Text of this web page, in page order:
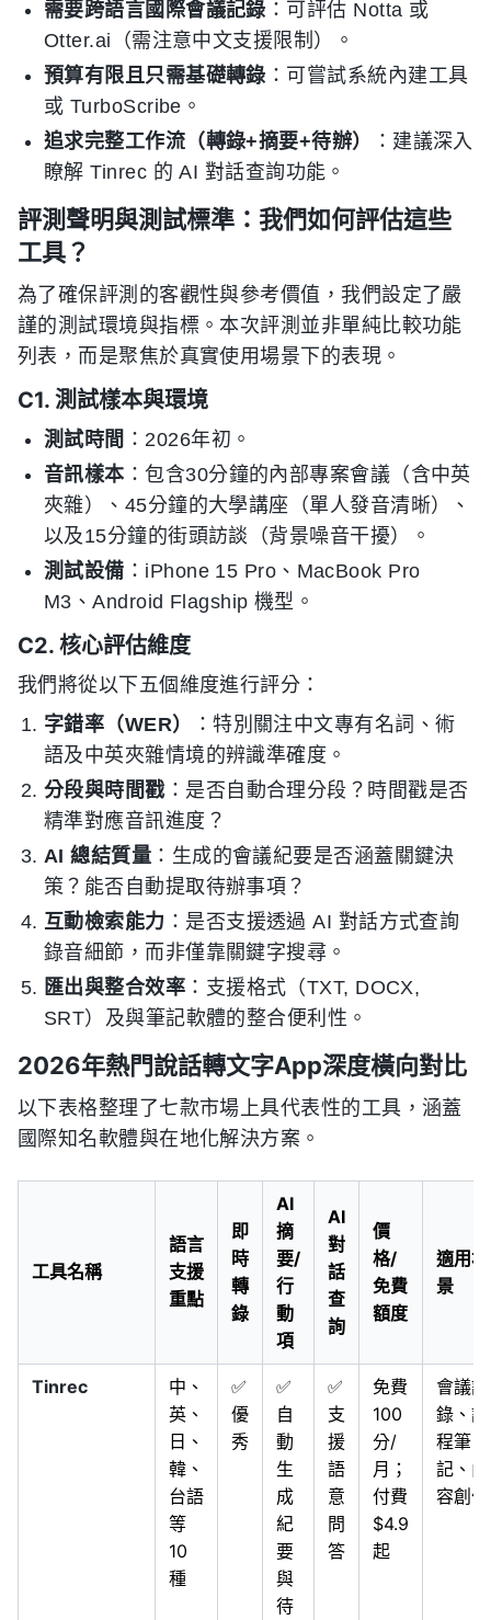
需要跨語言國際會議記錄 ：可評估 Notta 或
Otter.ai（需注意中文支援限制）。
預算有限且只需基礎轉錄 ：可嘗試系統內建工具
或 TurboScribe。
追求完整工作流（轉錄+摘要+待辦）
：建議深入
瞭解 Tinrec 的 AI 對話查詢功能。
評測聲明與測試標準：我們如何評估這些
工具？
為了確保評測的客觀性與參考價值，我們設定了嚴
謹的測試環境與指標。本次評測並非單純比較功能
列表，而是聚焦於真實使用場景下的表現。
C1. 測試樣本與環境
測試時間 ：2026年初。
音訊樣本 ：包含30分鐘的內部專案會議（含中英
夾雜）、45分鐘的大學講座（單人發音清晰）、
以及15分鐘的街頭訪談（背景噪音干擾）。
測試設備 ：iPhone 15 Pro、MacBook Pro
M3、Android Flagship 機型。
C2. 核心評估維度
我們將從以下五個維度進行評分：
字錯率（WER）
：特別關注中文專有名詞、術
語及中英夾雜情境的辨識準確度。
分段與時間戳：是否自動合理分段？時間戳是否
精準對應音訊進度？
AI 總結質量 ：生成的會議紀要是否涵蓋關鍵決
策？能否自動提取待辦事項？
互動檢索能力 ：是否支援透過 AI 對話方式查詢
錄音細節，而非僅靠關鍵字搜尋。
匯出與整合效率 ：支援格式（TXT, DOCX,
SRT）及與筆記軟體的整合便利性。
2026年熱門說話轉文字App深度橫向對比
以下表格整理了七款市場上具代表性的工具，涵蓋
國際知名軟體與在地化解決方案。
工具名稱
語言
支援
重點
即
時
轉
錄
AI
摘
要/
行
動
項
AI
對
話
查
詢
價
格/
免費
額度
適用場
景
Tinrec
中、
英、
日、
韓、
台語
等
10
種
✅
優
秀
✅
自
動
生
成
紀
要
與
待
✅
支
援
語
意
問
答
免費
100
分/
月；
付費
$4.9
起
會議記
錄、課
程筆
記、內
容創作